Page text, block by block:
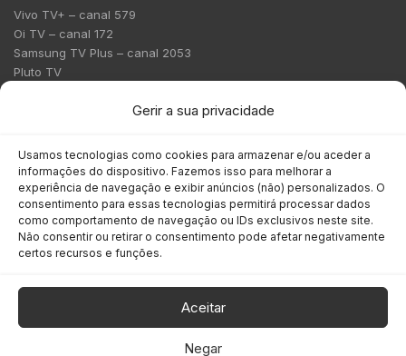
Gerir a sua privacidade
Usamos tecnologias como cookies para armazenar e/ou aceder a
informações do dispositivo. Fazemos isso para melhorar a
experiência de navegação e exibir anúncios (não) personalizados. O
consentimento para essas tecnologias permitirá processar dados
como comportamento de navegação ou IDs exclusivos neste site.
Não consentir ou retirar o consentimento pode afetar negativamente
certos recursos e funções.
Aceitar
Negar
Vivo TV+ – canal 579
Oi TV – canal 172
Samsung TV Plus – canal 2053
Pluto TV
redacao@bmcnews.com.br
Comercial:
comercial@bmcnews.com.br
Anuncie na BM&C News
A BM&C News conecta marcas a milhões de investidores